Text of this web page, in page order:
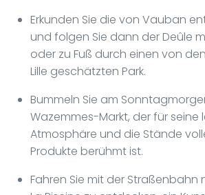
Erkunden Sie die von Vauban
und folgen Sie dann der Deûle
oder zu Fuß durch einen von
Lille geschätzten Park.
Bummeln Sie am
Wazemmes-Markt, der für seine
Atmosphäre und die Stände
Produkte berühmt ist.
Fahren Sie mit der Straßenbahn